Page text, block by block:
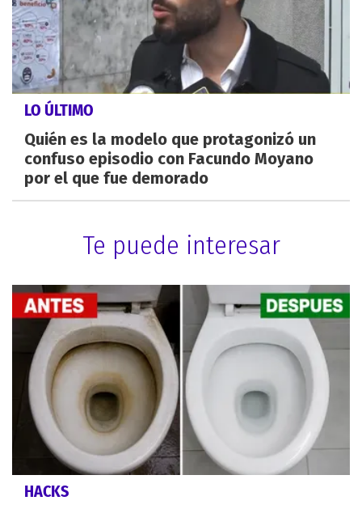
LO ÚLTIMO
Quién es la modelo que protagonizó un
confuso episodio con Facundo Moyano
por el que fue demorado
Te puede interesar
HACKS